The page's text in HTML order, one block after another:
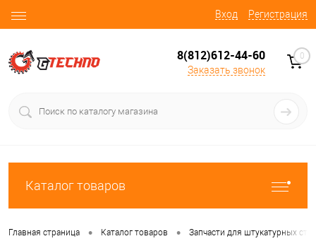
Вход Регистрация
8(812)612-44-60
Заказать звонок
0
Каталог товаров
Главная страница • Каталог товаров • Запчасти для штукатурных